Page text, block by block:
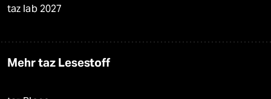
taz lab 2027
Mehr taz Lesestoff